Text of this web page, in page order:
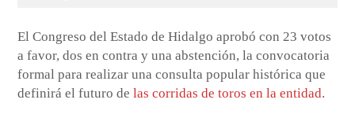
El Congreso del Estado de Hidalgo aprobó con 23 votos
a favor, dos en contra y una abstención, la convocatoria
formal para realizar una consulta popular histórica que
definirá el futuro delas corridas de toros en la entidad.